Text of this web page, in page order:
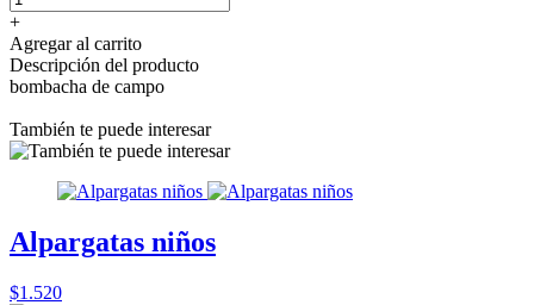
+
Agregar al carrito
Descripción del producto
bombacha de campo
También te puede interesar
Alpargatas niños
$1.520